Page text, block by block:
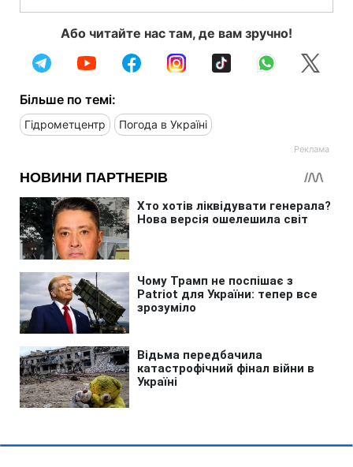
Або читайте нас там, де вам зручно!
Більше по темі:
Гідрометцентр Погода в Україні